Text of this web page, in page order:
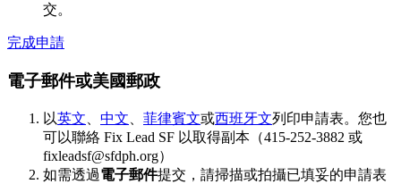
交。
完成申請
電子郵件或美國郵政
以英文 中文 菲律賓文或西班牙文列印申請表。您也
可以聯絡 Fix Lead SF 以取得副本（415-252-3882 或
fixleadsf@sfdph.org）
如需透過電子郵件提交，請掃描或拍攝已填妥的申請表